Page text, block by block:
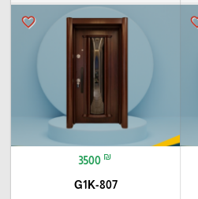
favorite_border
3500 ₪
G1K-807